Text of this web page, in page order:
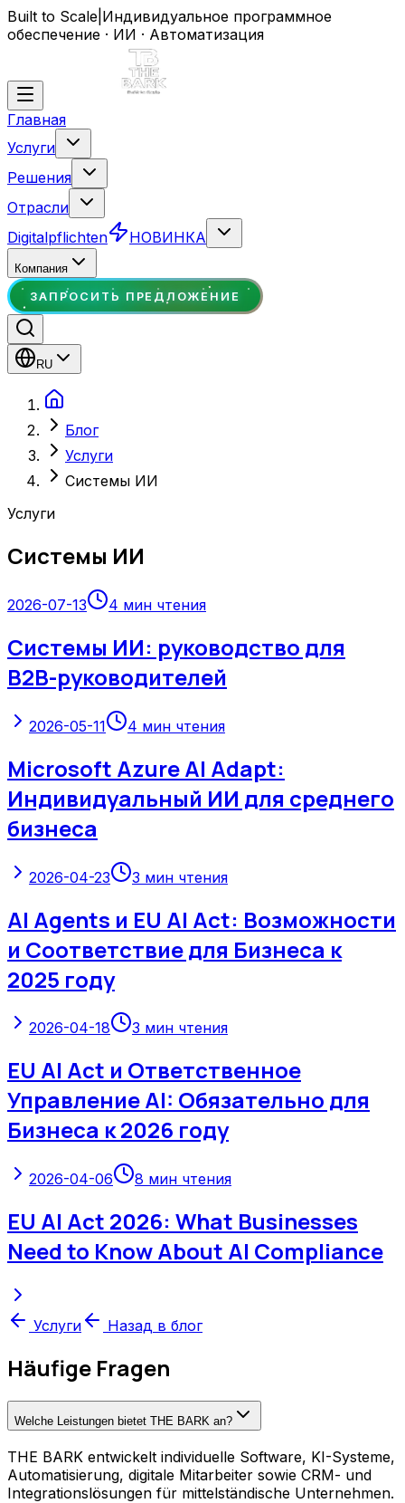
Built to Scale Индивидуальное программное
обеспечение · ИИ · Автоматизация
Главная
Услуги
Решения
Отрасли
Digitalpflichten
НОВИНКА
Компания
ЗАПРОСИТЬ ПРЕДЛОЖЕНИЕ
RU
Блог
Услуги
Системы ИИ
Услуги
Системы ИИ
2026-07-13 4 мин чтения
Системы ИИ: руководство для
B2B-руководителей
2026-05-11 4 мин чтения
Microsoft Azure AI Adapt:
Индивидуальный ИИ для среднего
бизнеса
2026-04-23 3 мин чтения
AI Agents и EU AI Act: Возможности
и Соответствие для Бизнеса к
2025 году
2026-04-18 3 мин чтения
EU AI Act и Ответственное
Управление AI: Обязательно для
Бизнеса к 2026 году
2026-04-06 8 мин чтения
EU AI Act 2026: What Businesses
Need to Know About AI Compliance
Услуги Назад в блог
Häufige Fragen
Welche Leistungen bietet THE BARK an?
THE BARK entwickelt individuelle Software, KI-Systeme,
Automatisierung, digitale Mitarbeiter sowie CRM- und
Integrationslösungen für mittelständische Unternehmen.